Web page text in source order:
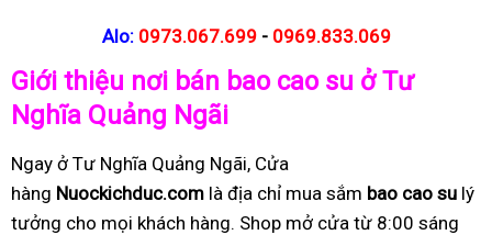
Alo: 0973.067.699 - 0969.833.069
Giới thiệu nơi bán bao cao su ở Tư
Nghĩa Quảng Ngãi
Ngay ở Tư Nghĩa Quảng Ngãi, Cửa
hàng Nuockichduc.com là địa chỉ mua sắm bao cao su lý
tưởng cho mọi khách hàng. Shop mở cửa từ 8:00 sáng